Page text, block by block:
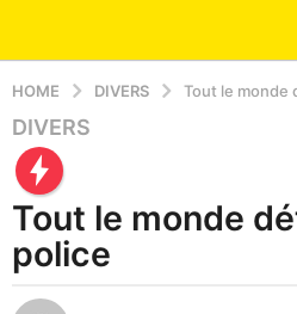
HOME DIVERS Tout le monde
4
a
n
s
a
g
o
DIVERS
Tout le monde
police